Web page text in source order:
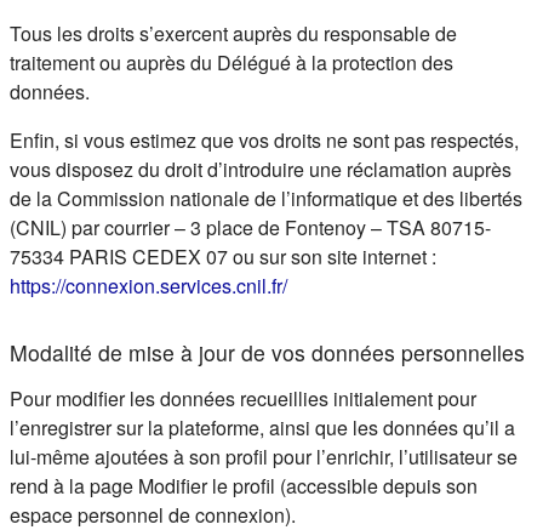
Tous les droits s’exercent auprès du responsable de
traitement ou auprès du Délégué à la protection des
données.
Enfin, si vous estimez que vos droits ne sont pas respectés,
vous disposez du droit d’introduire une réclamation auprès
de la Commission nationale de l’informatique et des libertés
(CNIL) par courrier – 3 place de Fontenoy – TSA 80715-
75334 PARIS CEDEX 07 ou sur son site internet :
https://connexion.services.cnil.fr/(s'ouvre dans un nouvel
Modalité de mise à jour de vos données personnelles
Pour modifier les données recueillies initialement pour
l’enregistrer sur la plateforme, ainsi que les données qu’il a
lui-même ajoutées à son profil pour l’enrichir, l’utilisateur se
rend à la page Modifier le profil (accessible depuis son
espace personnel de connexion).